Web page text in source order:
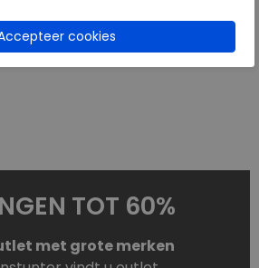
TOT 60%
met grote merken